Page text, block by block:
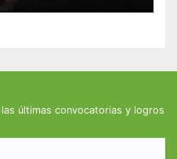
últimas convocatorias y logros